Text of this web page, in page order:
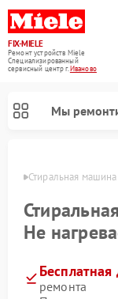
FIX-MIELE
Ремонт устройств Miele
Специализированный
cервисный центр г.Иваново
Мы
Стиральная
Не
Бесплатная
ремонта